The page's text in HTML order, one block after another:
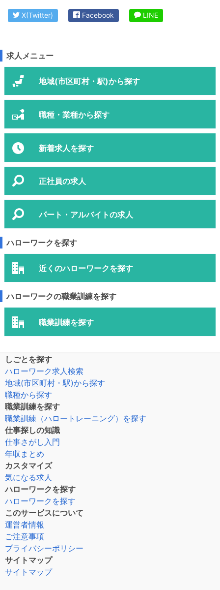
X(Twitter) Facebook LINE
求人メニュー
地域(市区町村・駅)から探す
職種・業種から探す
新着求人を探す
正社員の求人
パート・アルバイトの求人
ハローワークを探す
近くのハローワークを探す
ハローワークの職業訓練を探す
職業訓練を探す
しごとを探す
ハローワーク求人検索
地域(市区町村・駅)から探す
職種から探す
職業訓練を探す
職業訓練（ハロートレーニング）を探す
仕事探しの知識
仕事さがし入門
年収まとめ
カスタマイズ
気になる求人
ハローワークを探す
ハローワークを探す
このサービスについて
運営者情報
ご注意事項
プライバシーポリシー
サイトマップ
サイトマップ